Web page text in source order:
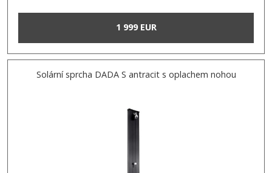
1 999 EUR
Solární sprcha DADA S antracit s oplachem nohou